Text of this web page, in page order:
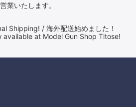
業いたします。
Shipping! / 海外配送始めました！
at Model Gun Shop Titose!